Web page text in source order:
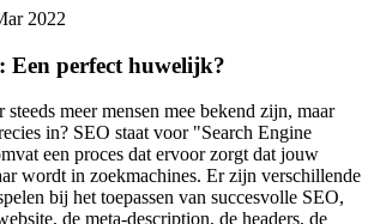
2022
Een perfect huwelijk?
steeds meer mensen mee bekend zijn, maar
in? SEO staat voor "Search Engine
een proces dat ervoor zorgt dat jouw
wordt in zoekmachines. Er zijn verschillende
bij het toepassen van succesvolle SEO,
de meta-description, de headers, de